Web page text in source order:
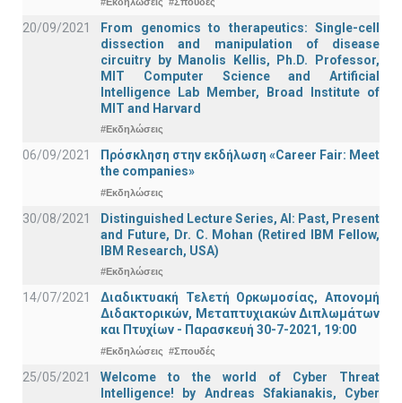
20/09/2021
From genomics to therapeutics: Single-cell
dissection and manipulation of disease
circuitry by Manolis Kellis, Ph.D. Professor,
MIT Computer Science and Artificial
Intelligence Lab Member, Broad Institute of
MIT and Harvard
#Εκδηλώσεις
06/09/2021
Πρόσκληση στην εκδήλωση «Career Fair: Meet
the companies»
#Εκδηλώσεις
30/08/2021
Distinguished Lecture Series, ΑΙ: Past, Present
and Future, Dr. C. Mohan (Retired IBM Fellow,
IBM Research, USA)
#Εκδηλώσεις
14/07/2021
Διαδικτυακή Τελετή Ορκωμοσίας, Απονομή
Διδακτορικών, Μεταπτυχιακών Διπλωμάτων
και Πτυχίων - Παρασκευή 30-7-2021, 19:00
#Εκδηλώσεις #Σπουδές
25/05/2021
Welcome to the world of Cyber Threat
Intelligence! by Andreas Sfakianakis, Cyber